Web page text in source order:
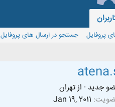
پروفایل
جستجو در ارسال های پروفایل
جدید · ازتهران
Jan 19, 2011